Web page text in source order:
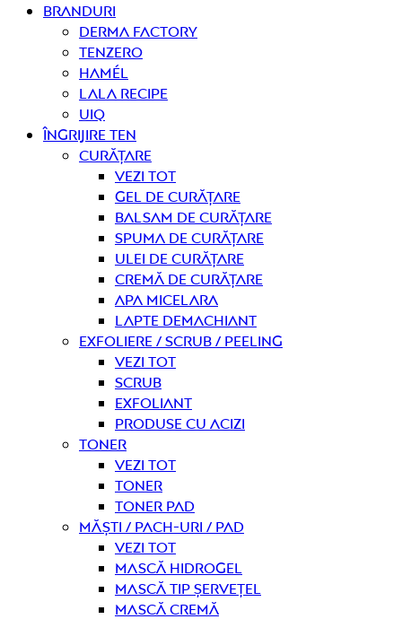
Branduri
Derma Factory
Tenzero
Hamél
Lala Recipe
UIQ
Îngrijire ten
curățare
Vezi tot
Gel de curățare
Balsam de curățare
Spuma de curățare
Ulei de curățare
Cremă de curățare
Apa micelara
Lapte demachiant
Exfoliere / Scrub / Peeling
Vezi tot
Scrub
Exfoliant
Produse cu acizi
Toner
Vezi tot
Toner
Toner pad
Măști / Pach-uri / Pad
Vezi tot
Mască hidrogel
Mască tip șervețel
Mască Cremă